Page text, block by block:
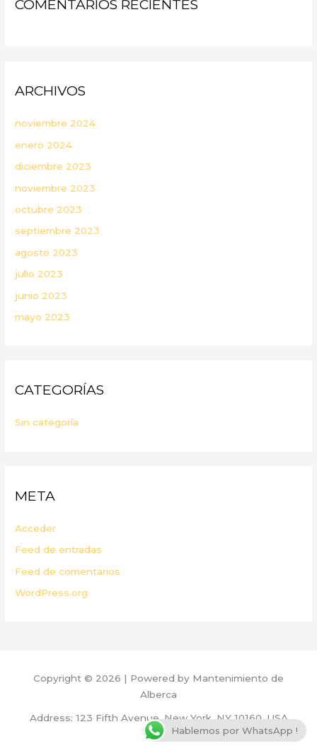
COMENTARIOS RECIENTES
ARCHIVOS
noviembre 2024
enero 2024
diciembre 2023
noviembre 2023
octubre 2023
septiembre 2023
agosto 2023
julio 2023
junio 2023
mayo 2023
CATEGORÍAS
Sin categoría
META
Acceder
Feed de entradas
Feed de comentarios
WordPress.org
Copyright © 2026 | Powered by Mantenimiento de
Alberca
Address: 123 Fifth Avenue, New York, NY 10160, USA
Hablemos por WhatsApp !